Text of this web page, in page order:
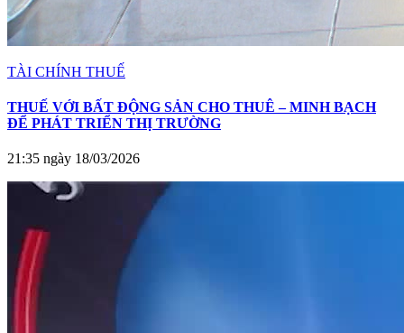
TÀI CHÍNH THUẾ
THUẾ VỚI BẤT ĐỘNG SẢN CHO THUÊ – MINH BẠCH
ĐỂ PHÁT TRIỂN THỊ TRƯỜNG
21:35 ngày 18/03/2026